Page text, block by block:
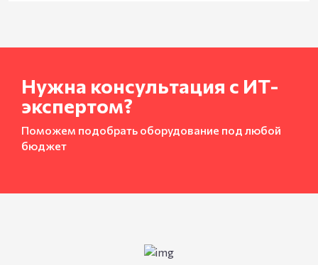
Нужна консультация с ИТ-
экспертом?
Поможем подобрать оборудование под любой
бюджет